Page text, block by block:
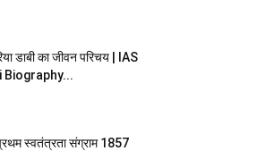
डाबी का जीवन परिचय | IAS
Biography...
स्वतंत्रता संग्राम 1857